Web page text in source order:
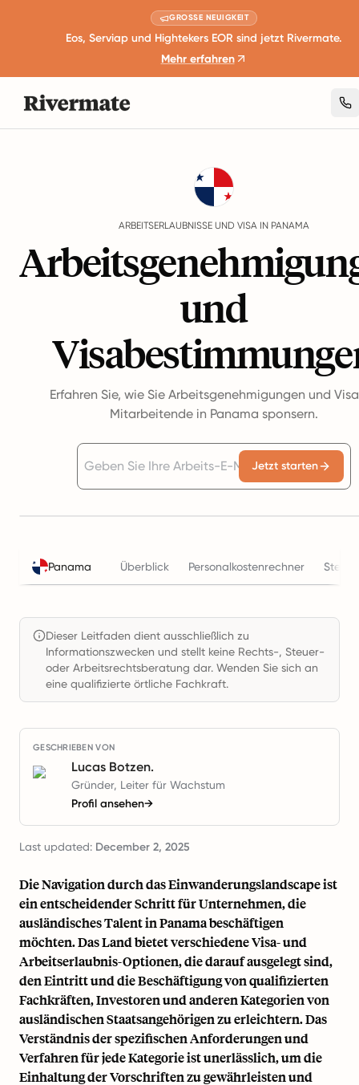
GROSSE NEUIGKEIT
Eos, Serviap und Hightekers EOR sind jetzt Rivermate.
Mehr erfahren
ARBEITSERLAUBNISSE UND VISA IN PANAMA
und
Erfahren Sie, wie Sie Arbeitsgenehmigungen und
Mitarbeitende in Panama sponsern.
Jetzt starten
Panama Überblick Personalkostenrechner
Dieser Leitfaden dient ausschließlich zu
Informationszwecken und stellt keine Rechts-, Steuer-
oder Arbeitsrechtsberatung dar. Wenden Sie sich an
eine qualifizierte örtliche Fachkraft.
GESCHRIEBEN VON
Lucas Botzen.
Gründer, Leiter für Wachstum
Profil ansehen→
Last updated: December 2, 2025
Die Navigation durch das Einwanderungslandscape ist
ein entscheidender Schritt für Unternehmen, die
ausländisches Talent in Panama beschäftigen
möchten. Das Land bietet verschiedene Visa- und
Arbeitserlaubnis-Optionen, die darauf ausgelegt sind,
den Eintritt und die Beschäftigung von qualifizierten
Fachkräften, Investoren und anderen Kategorien von
ausländischen Staatsangehörigen zu erleichtern. Das
Verständnis der spezifischen Anforderungen und
Verfahren für jede Kategorie ist unerlässlich, um die
Einhaltung der Vorschriften zu gewährleisten und